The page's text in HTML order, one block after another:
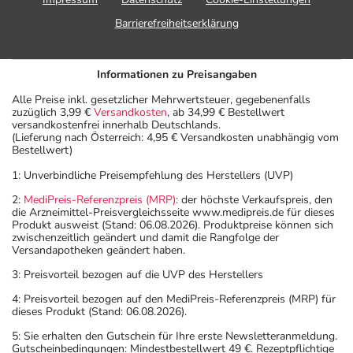
Barrierefreiheitserklärung
Informationen zu Preisangaben
Alle Preise inkl. gesetzlicher Mehrwertsteuer, gegebenenfalls
zuzüglich 3,99 € Versandkosten, ab 34,99 € Bestellwert
versandkostenfrei innerhalb Deutschlands.
(Lieferung nach Österreich: 4,95 € Versandkosten unabhängig vom
Bestellwert)
1: Unverbindliche Preisempfehlung des Herstellers (UVP)
2: MediPreis-Referenzpreis (MRP): der höchste Verkaufspreis, den
die Arzneimittel-Preisvergleichsseite www.medipreis.de für dieses
Produkt ausweist (Stand: 06.08.2026). Produktpreise können sich
zwischenzeitlich geändert und damit die Rangfolge der
Versandapotheken geändert haben.
3: Preisvorteil bezogen auf die UVP des Herstellers
4: Preisvorteil bezogen auf den MediPreis-Referenzpreis (MRP) für
dieses Produkt (Stand: 06.08.2026).
5: Sie erhalten den Gutschein für Ihre erste Newsletteranmeldung.
Gutscheinbedingungen: Mindestbestellwert 49 €. Rezeptpflichtige